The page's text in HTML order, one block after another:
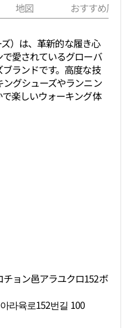
地図 おすすめ周辺
ズ）は、革新的な履き心
愛されているグローバ
ランドです。高度な技
グシューズやランニン
楽しいウォーキング体
ョン邑アラユクロ152ボ
라육로152번길 100